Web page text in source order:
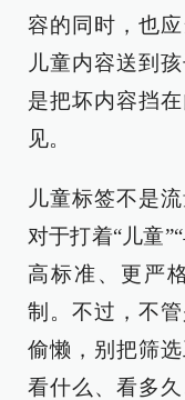
容的同时，也
儿童内容送到
是把坏内容挡
见。
儿童标签不是
对于打着“儿童
高标准、更严
制。不过，不
偷懒，别把筛
看什么、看多